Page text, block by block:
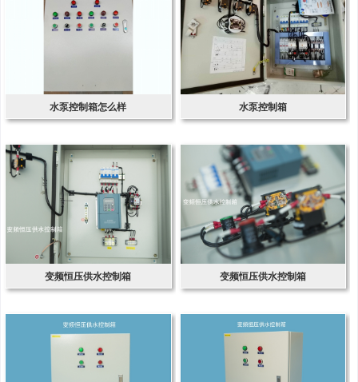
水泵控制箱怎么样 水泵控制箱
变频恒压供水控制箱 变频恒压供水控制箱